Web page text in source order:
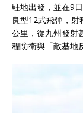
駐地出發，並在9
良型12式飛彈，
公里，從九州發射
程防衛與「敵基地